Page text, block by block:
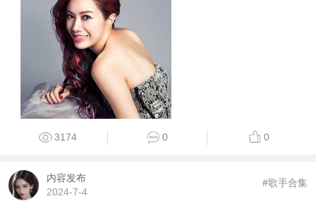
3174 0 0
内容发布
2024-7-4
#歌手合集